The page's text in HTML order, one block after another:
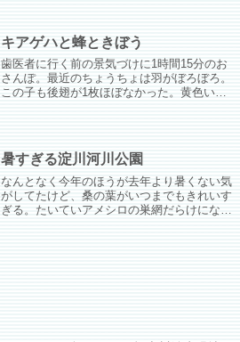
キアゲハと蜂ときぼう
歯医者に行く前の景気づけに1時間15分のお
さんぽ。最近のちょうちょは羽がぼろぼろ。
この子も後翅が1枚ほぼなかった。黄色いの
では全然写ってないように見えて慌てて向き
を変えたが結構写ってた(´・ω・`)
暑すぎる淀川河川公園
なんとなく今年のほうが去年より暑くない気
がしてたけど、桑の葉がいつまでもきれいす
ぎる。たいていアメシロの巣網だらけになっ